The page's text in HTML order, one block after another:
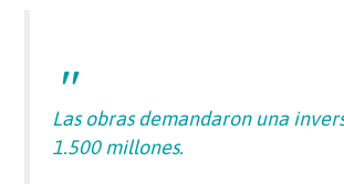
Las obras demandaron una
1.500 millones.